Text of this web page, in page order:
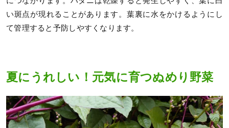
い斑点が現れることがあります。葉裏に水をかけるようにし
て管理すると予防しやすくなります。
夏にうれしい！元気に育つぬめり野菜